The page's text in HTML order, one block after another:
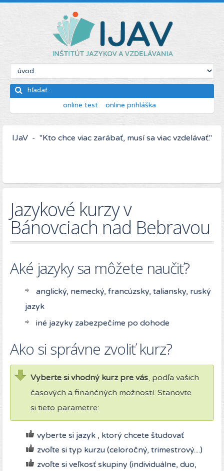
online test online prihláška
IJaV - "Kto chce viac zarábať, musí sa viac vzdelávať."
Jazykové kurzy v
Bánovciach nad Bebravou
Aké jazyky sa môžete naučiť?
anglický, nemecký, francúzsky, taliansky, ruský
jazyk
iné jazyky zabezpečíme po dohode
Ako si správne zvoliť kurz?
Vyberte si vhodný kurz pre vás, podľa vašich
časových a finančných možností. Stanovte
si tieto parametre:
vyberte si jazyk , ktorý chcete študovať
zvoľte si typ kurzu (celoročný, trimestrový....)
zvoľte si veľkosť skupiny (individuálne, duo,